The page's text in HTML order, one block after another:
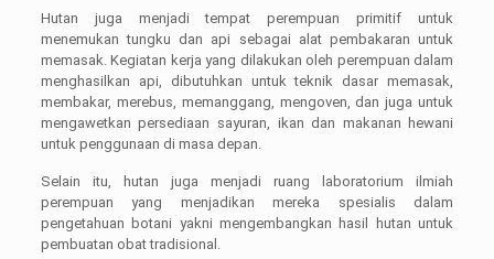
Hutan juga menjadi tempat perempuan primitif untuk
menemukan tungku dan api sebagai alat pembakaran untuk
memasak. Kegiatan kerja yang dilakukan oleh perempuan dalam
menghasilkan api, dibutuhkan untuk teknik dasar memasak,
membakar, merebus, memanggang, mengoven, dan juga untuk
mengawetkan persediaan sayuran, ikan dan makanan hewani
untuk penggunaan di masa depan.
Selain itu, hutan juga menjadi ruang laboratorium ilmiah
perempuan yang menjadikan mereka spesialis dalam
pengetahuan botani yakni mengembangkan hasil hutan untuk
pembuatan obat tradisional.